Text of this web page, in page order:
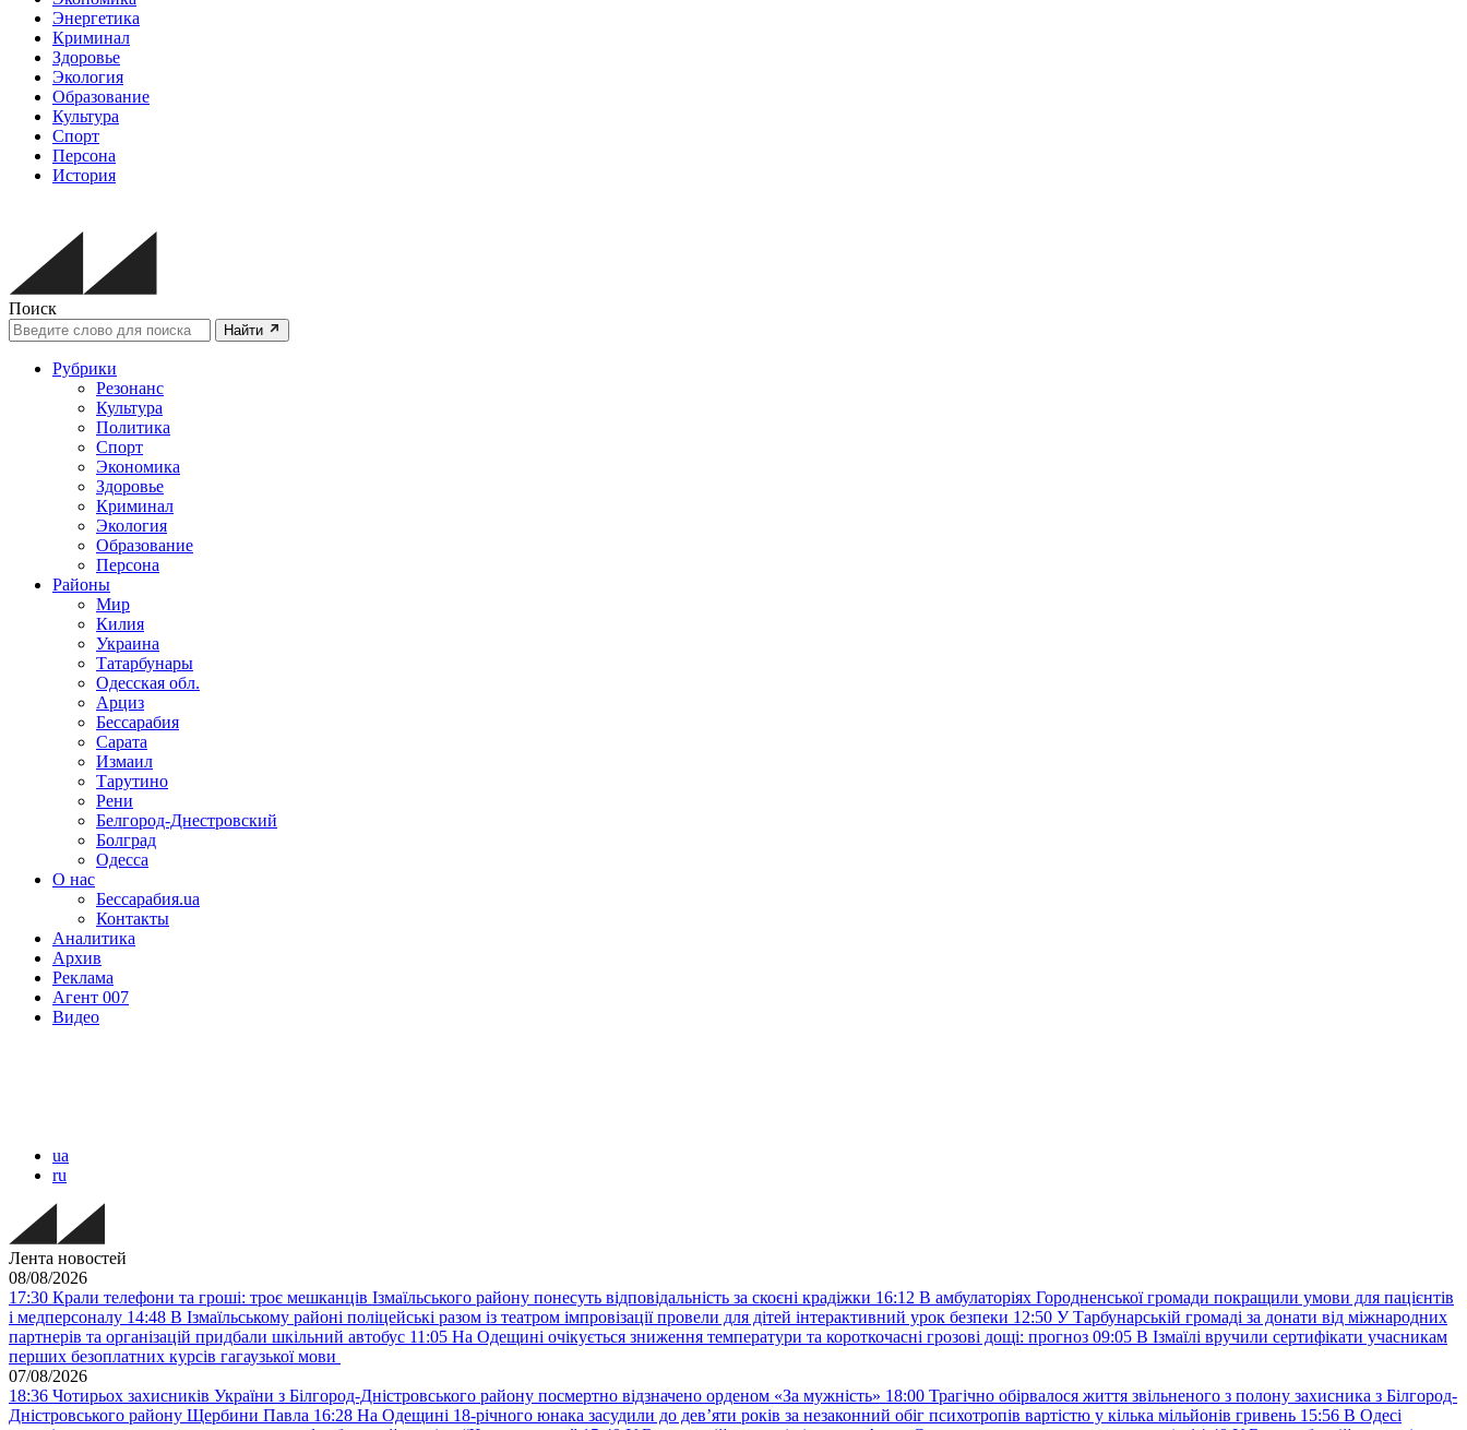
Энергетика
Криминал
Здоровье
Экология
Образование
Культура
Спорт
Персона
История
Поиск
Найти
Рубрики
Резонанс
Культура
Политика
Спорт
Экономика
Здоровье
Криминал
Экология
Образование
Персона
Районы
Мир
Килия
Украина
Татарбунары
Одесская обл.
Арциз
Бессарабия
Сарата
Измаил
Тарутино
Рени
Белгород-Днестровский
Болград
Одесса
О нас
Бессарабия.ua
Контакты
Аналитика
Архив
Реклама
Агент 007
Видео
ua
ru
Лента новостей
08/08/2026
17:30 Крали телефони та гроші: троє мешканців Ізмаїльського району понесуть відповідальність за скоєні крадіжки 16:12 В амбулаторіях Городненської громади покращили умови для пацієнтів
і медперсоналу 14:48 В Ізмаїльському районі поліцейські разом із театром імпровізації провели для дітей інтерактивний урок безпеки 12:50 У Тарбунарській громаді за донати від міжнародних
партнерів та організацій придбали шкільний автобус 11:05 На Одещині очікується зниження температури та короткочасні грозові дощі: прогноз 09:05 В Ізмаїлі вручили сертифікати учасникам
перших безоплатних курсів гагаузької мови
07/08/2026
18:36 Чотирьох захисників України з Білгород-Дністровського району посмертно відзначено орденом «За мужність» 18:00 Трагічно обірвалося життя звільненого з полону захисника з Білгород-
Дністровського району Щербини Павла 16:28 На Одещині 18-річного юнака засудили до дев’яти років за незаконний обіг психотропів вартістю у кілька мільйонів гривень 15:56 В Одесі